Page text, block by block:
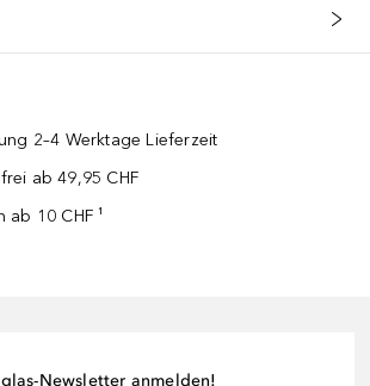
2–4 Werktage Lieferzeit
ab 49,95 CHF
ab 10 CHF ¹
Newsletter anmelden!